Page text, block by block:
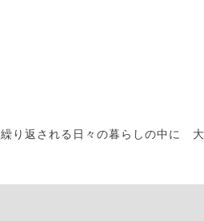
繰り返される日々の暮らしの中に